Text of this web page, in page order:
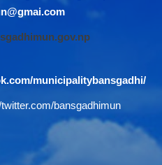
municipalitybansgadhi/
bansgadhimun